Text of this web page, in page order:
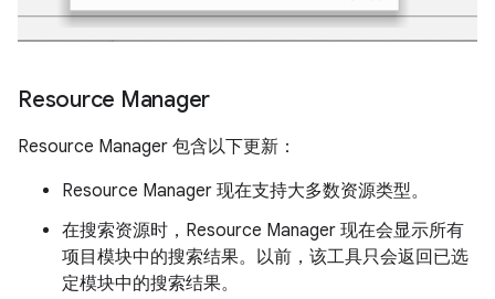
Resource Manager
Resource Manager 包含以下更新：
Resource Manager 现在支持大多数资源类型。
在搜索资源时，Resource Manager 现在会显示所有
项目模块中的搜索结果。以前，该工具只会返回已选
定模块中的搜索结果。